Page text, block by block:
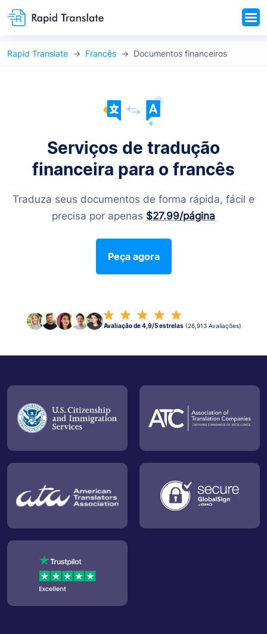
Rapid Translate Francês Documentos financeiros
Serviços de tradução
financeira para o francês
Traduza seus documentos de forma rápida, fácil e
precisa por apenas $27.99/página
Peça agora
Avaliação de 4,9/5 estrelas (26,913 Avaliações)